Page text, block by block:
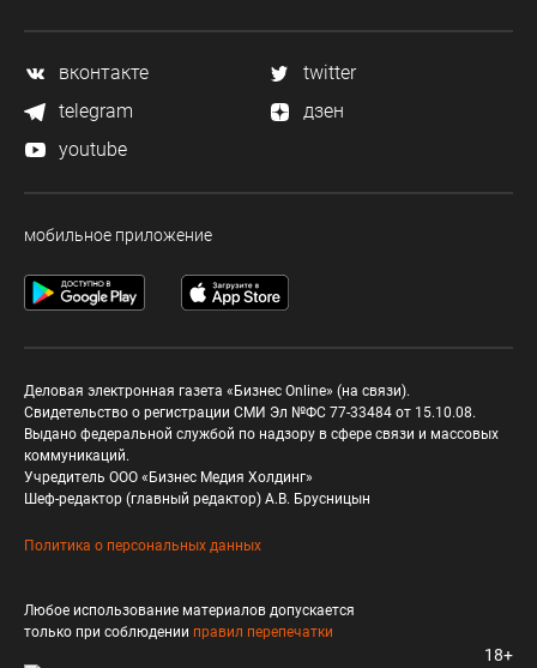
вконтакте
twitter
telegram
дзен
youtube
мобильное приложение
Деловая электронная газета «Бизнес Online» (на связи).
Свидетельство о регистрации СМИ Эл №ФС 77-33484 от 15.10.08.
Выдано федеральной службой по надзору в сфере связи и массовых
коммуникаций.
Учредитель ООО «Бизнес Медия Холдинг»
Шеф-редактор (главный редактор) А.В. Брусницын
Политика о персональных данных
Любое использование материалов допускается
только при соблюдении правил перепечатки
18+